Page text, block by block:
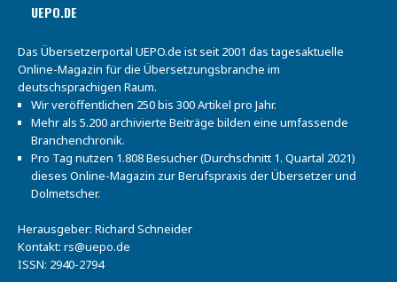
UEPO.DE
Das Übersetzerportal UEPO.de ist seit 2001 das tagesaktuelle
Online-Magazin für die Übersetzungsbranche im
deutschsprachigen Raum.
Wir veröffentlichen 250 bis 300 Artikel pro Jahr.
Mehr als 5.200 archivierte Beiträge bilden eine umfassende
Branchenchronik.
Pro Tag nutzen 1.808 Besucher (Durchschnitt 1. Quartal 2021)
dieses Online-Magazin zur Berufspraxis der Übersetzer und
Dolmetscher.
Herausgeber: Richard Schneider
Kontakt: rs@uepo.de
ISSN: 2940-2794